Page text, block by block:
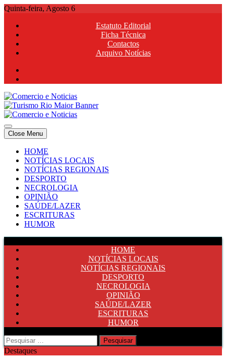
Skip
content
Quinta-feira, Agosto 6
Estatuto Editorial
Ficha Técnica
Contactos
Arquivo Notícias
Comercio e Noticias
Notícias e Publicidade Online
Comercio e Noticias
Notícias e Publicidade Online
Close Menu
HOME
NOTÍCIAS LOCAIS
NOTÍCIAS REGIONAIS
DESPORTO
NECROLOGIA
OPINIÃO
SAÚDE/LAZER
ESCRITURAS
HUMOR
HOME
NOTÍCIAS LOCAIS
NOTÍCIAS REGIONAIS
DESPORTO
NECROLOGIA
OPINIÃO
SAÚDE/LAZER
ESCRITURAS
HUMOR
Pesquisar
por:
Destaques